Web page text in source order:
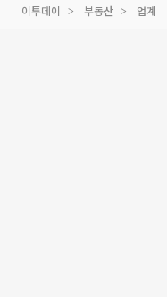
이투데이 부동산 업계